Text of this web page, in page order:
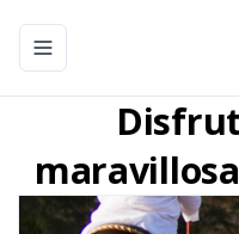
Toggle navigation menu